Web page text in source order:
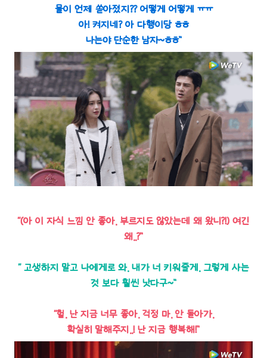
물이 언제 쏟아졌지?? 어떻게 어떻게 ㅠㅠ
아! 켜지네? 아 다행이당 ㅎㅎ
나는야 단순한 남자~ㅎㅎ”
“(아 이 자식 느낌 안 좋아. 부르지도 않았는데 왜 왔니?!) 여긴
왜..?”
“ 고생하지 말고 나에게로 와. 내가 너 키워줄게. 그렇게 사는
것 보다 훨씬 낫다구~”
“헐. 난 지금 너무 좋아. 걱정 마. 안 돌아가.
확실히 말해주지..! 난 지금 행복해!”